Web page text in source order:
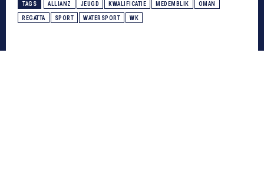
TAGS ALLIANZ JEUGD KWALIFICATIE MEDEMBLIK OMAN
REGATTA SPORT WATERSPORT WK